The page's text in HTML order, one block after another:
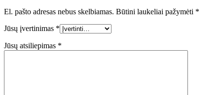
El. pašto adresas nebus skelbiamas. Būtini laukeliai pažymėti *
Jūsų įvertinimas *
Jūsų atsiliepimas *